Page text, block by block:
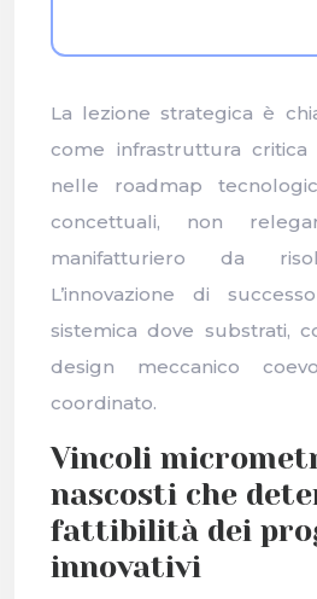
La lezione strategica è
come infrastruttura critica
nelle roadmap
concettuali, non
manifatturiero da
L’innovazione di
sistemica dove substrati,
design meccanico
coordinato.
Vincoli
nascosti che
fattibilità dei
innovativi